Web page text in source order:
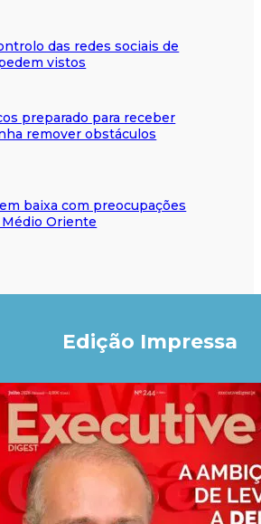
das redes sociais de
vistos
preparado para receber
remover obstáculos
baixa com preocupações
Oriente
Edição Impressa